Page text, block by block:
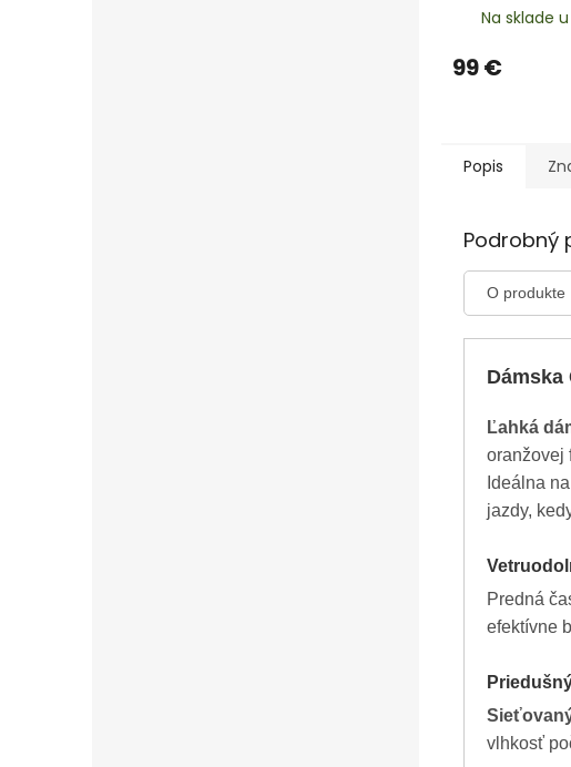
Na sklade
99 €
Popis
Podrobný
O produkte
Dámska
Ľahká
oranžovej
Ideálna
jazdy,
Predná
efektívne
vlhkosť